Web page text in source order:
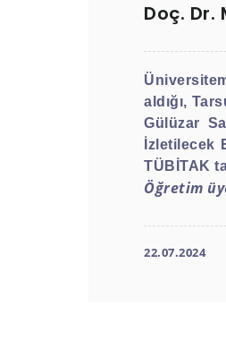
Doç. Dr.
aldığı,
Gülüzar
İzletilecek
TÜBİTAK
Öğretim
22.07.2024